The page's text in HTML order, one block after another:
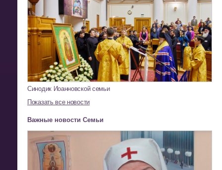
Синодик Иоанновской семьи
Показать все новости
Важные новости Семьи